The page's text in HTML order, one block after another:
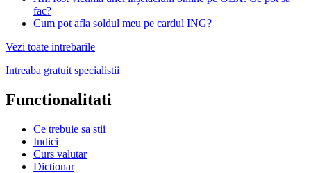
fac?
Cum pot afla soldul meu pe cardul ING?
Vezi toate intrebarile
Intreaba gratuit specialistii
Functionalitati
Ce trebuie sa stii
Indici
Curs valutar
Dictionar